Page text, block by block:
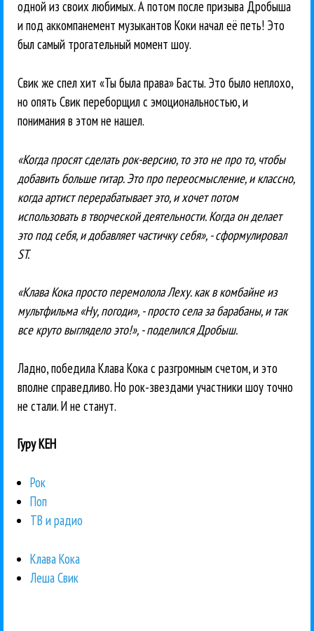
одной из своих любимых. А потом после призыва Дробыша
и под аккомпанемент музыкантов Коки начал её петь! Это
был самый трогательный момент шоу.
Свик же спел хит «Ты была права» Басты. Это было неплохо,
но опять Свик переборщил с эмоциональностью, и
понимания в этом не нашел.
«Когда просят сделать рок-версию, то это не про то, чтобы
добавить больше гитар. Это про переосмысление, и классно,
когда артист перерабатывает это, и хочет потом
использовать в творческой деятельности. Когда он делает
это под себя, и добавляет частичку себя», - сформулировал
ST.
«Клава Кока просто перемолола Леху. как в комбайне из
мультфильма «Ну, погоди», - просто села за барабаны, и так
все круто выглядело это!», - поделился Дробыш.
Ладно, победила Клава Кока с разгромным счетом, и это
вполне справедливо. Но рок-звездами участники шоу точно
не стали. И не станут.
Гуру КЕН
Рок
Поп
ТВ и радио
Клава Кока
Леша Свик